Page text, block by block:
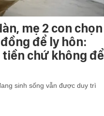
mẹ 2 con chọn
để ly hôn:
chứ không để
sinh sống vẫn được duy trì